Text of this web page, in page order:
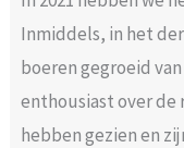
Inmiddels, in het
boeren gegroeid van
enthousiast over de
hebben gezien en